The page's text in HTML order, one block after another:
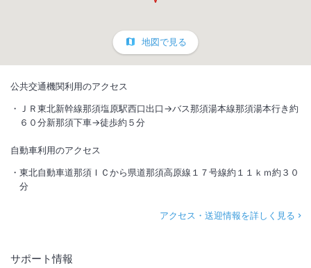
地図で見る
公共交通機関利用のアクセス
ＪＲ東北新幹線那須塩原駅西口出口→バス那須湯本線那須湯本行き約
６０分新那須下車→徒歩約５分
自動車利用のアクセス
東北自動車道那須ＩＣから県道那須高原線１７号線約１１ｋｍ約３０
分
アクセス・送迎情報を詳しく見る
サポート情報